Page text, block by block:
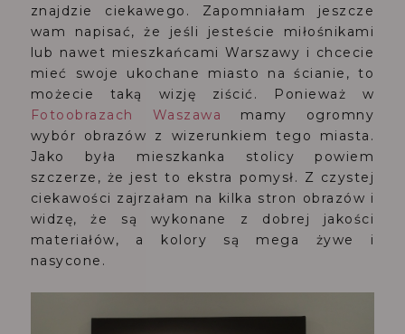
znajdzie ciekawego. Zapomniałam jeszcze
wam napisać, że jeśli jesteście miłośnikami
lub nawet mieszkańcami Warszawy i chcecie
mieć swoje ukochane miasto na ścianie, to
możecie taką wizję ziścić. Ponieważ w
Fotoobrazach Waszawa
mamy ogromny
wybór obrazów z wizerunkiem tego miasta.
Jako była mieszkanka stolicy powiem
szczerze, że jest to ekstra pomysł. Z czystej
ciekawości zajrzałam na kilka stron obrazów i
widzę, że są wykonane z dobrej jakości
materiałów, a kolory są mega żywe i
nasycone.